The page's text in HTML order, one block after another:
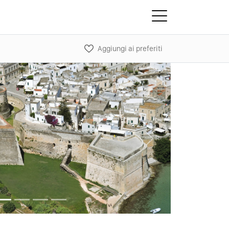
Aggiungi ai preferiti
Next